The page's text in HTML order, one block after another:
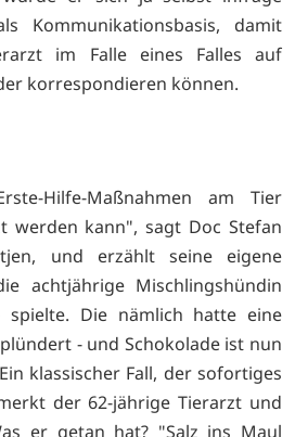
Kommunikationsbasis, damit
im Falle eines Falles auf
korrespondieren können.
Hilfe-Maßnahmen am Tier
werden kann", sagt Doc Stefan
und erzählt seine eigene
achtjährige Mischlingshündin
spielte. Die nämlich hatte eine
- und Schokolade ist nun
klassischer Fall, der sofortiges
der 62-jährige Tierarzt und
er getan hat? "Salz ins Maul